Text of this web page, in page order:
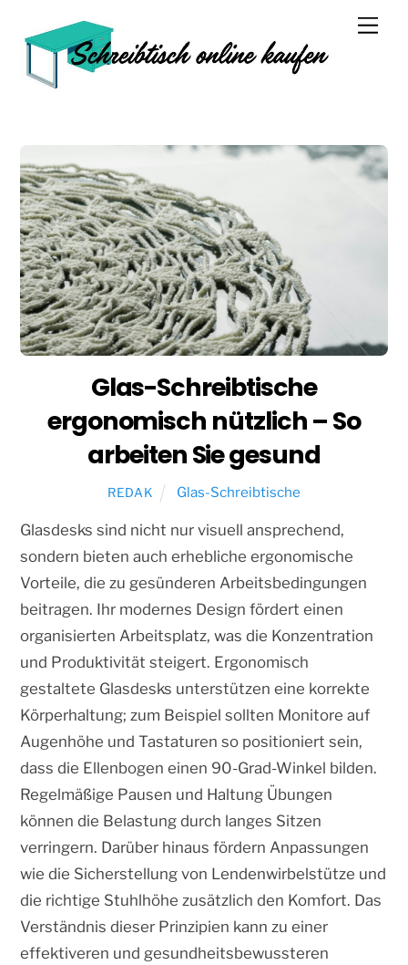
Glas-Schreibtische
ergonomisch nützlich – So
arbeiten Sie gesund
REDAK Glas-Schreibtische
Glasdesks sind nicht nur visuell ansprechend,
sondern bieten auch erhebliche ergonomische
Vorteile, die zu gesünderen Arbeitsbedingungen
beitragen. Ihr modernes Design fördert einen
organisierten Arbeitsplatz, was die Konzentration
und Produktivität steigert. Ergonomisch
gestaltete Glasdesks unterstützen eine korrekte
Körperhaltung; zum Beispiel sollten Monitore auf
Augenhöhe und Tastaturen so positioniert sein,
dass die Ellenbogen einen 90-Grad-Winkel bilden.
Regelmäßige Pausen und Haltung Übungen
können die Belastung durch langes Sitzen
verringern. Darüber hinaus fördern Anpassungen
wie die Sicherstellung von Lendenwirbelstütze und
die richtige Stuhlhöhe zusätzlich den Komfort. Das
Verständnis dieser Prinzipien kann zu einer
effektiveren und gesundheitsbewussteren